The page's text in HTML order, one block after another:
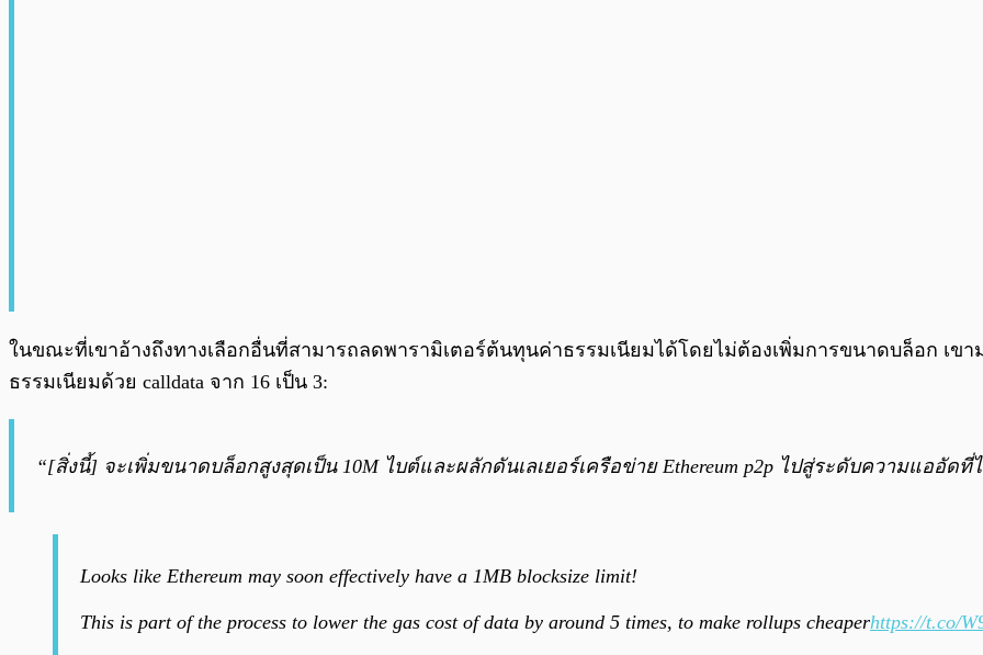
ในขณะที่เขาอ้างถึงทางเลือกอื่นที่สามารถลดพารามิเตอร์ต้นทุนค่าธรรมเนียมได้โดยไม่ต้องเพิ่มการขนาดบล็อก เ
ธรรมเนียมด้วย calldata จาก 16 เป็น 3:
“[สิ่งนี้] จะเพิ่มขนาดบล็อกสูงสุดเป็น 10M ไบต์และผลักดันเลเยอร์เครือข่าย Ethereum p2p ไปสู่ระดับความแออัด
Looks like Ethereum may soon effectively have a 1MB blocksize limit!
This is part of the process to lower the gas cost of data by around 5 times, to make rollups cheaperhttps://t.co/